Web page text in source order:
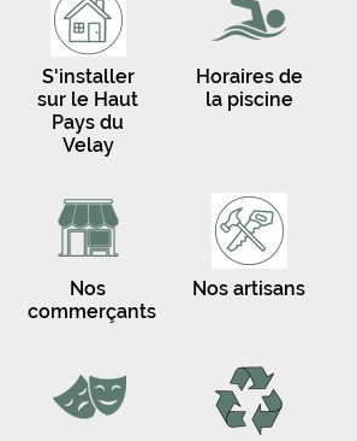
S'installer
sur le Haut
Pays du
Velay
Horaires de
la piscine
Nos
commerçants
Nos artisans